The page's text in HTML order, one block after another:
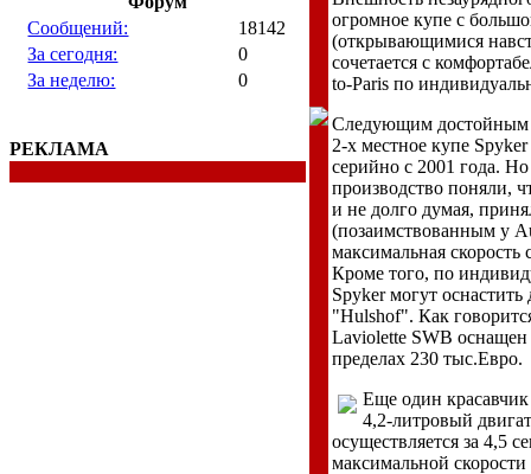
Сообщений:
18142
За сегодня:
0
За неделю:
0
РЕКЛАМА
огромное купе с
(открывающимися
сочетается с
to-Paris по
Следующим достойным
2-х местное купе
серийно с 2001 года.
производство поняли,
и не долго думая,
(позаимствованным у
максимальная
Кроме того, по
Spyker могут
"Hulshof". Как
Laviolette SWB оснащен
пределах 230 тыс.Евро.
Еще один
4,2-литровый
осуществляется за 4,5
максимальной